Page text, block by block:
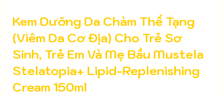
Kem Dưỡng Da Chàm Thể Tạng
(Viêm Da Cơ Địa) Cho Trẻ Sơ
Sinh, Trẻ Em Và Mẹ Bầu Mustela
Stelatopia+ Lipid-Replenishing
Cream 150ml